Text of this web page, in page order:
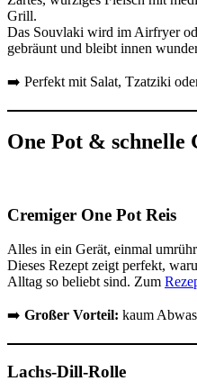
Grill.
Das Souvlaki wird im Airfryer
gebräunt und bleibt innen
➡️ Perfekt mit Salat, Tzatziki
One Pot & schnelle
Cremiger One Pot Reis
Alles in ein Gerät, einmal
Dieses Rezept zeigt perfekt,
Alltag so beliebt sind. Zum
➡️ Großer Vorteil: kaum
Lachs-Dill-Rolle